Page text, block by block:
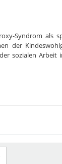
Syndrom als
der
sozialen Arbeit